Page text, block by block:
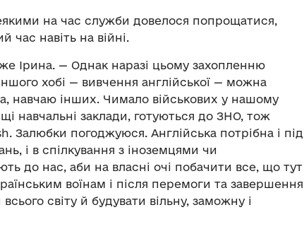
на час служби довелося попрощатися,
навіть на війні.
Ірина. — Однак наразі цьому захопленню
хобі — вивчення англійської — можна
навчаю інших. Чимало військових у нашому
навчальні заклади, готуються до ЗНО, тож
Залюбки погоджуюся. Англійська потрібна і під
і в спілкування з іноземцями чи
до нас, аби на власні очі побачити все, що тут
воїнам і після перемоги та завершення
світу й будувати вільну, заможну і